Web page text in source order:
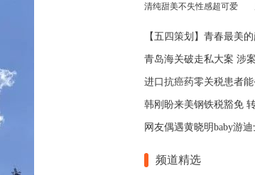
清纯甜美不失性感超可爱
【五四策划】青春最美
青岛海关破走私大案 涉
进口抗癌药零关税患者
韩刚盼来美钢铁税豁免
网友偶遇黄晓明baby游
频道精选